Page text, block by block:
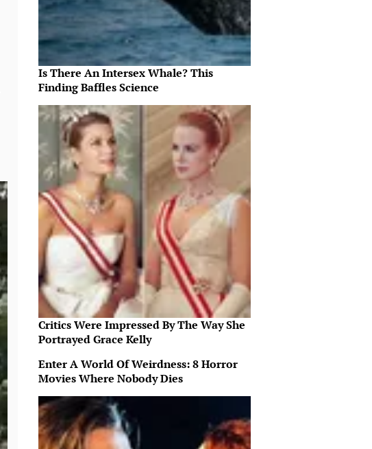
Is There An Intersex Whale? This
Finding Baffles Science
Critics Were Impressed By The Way She
Portrayed Grace Kelly
Enter A World Of Weirdness: 8 Horror
Movies Where Nobody Dies